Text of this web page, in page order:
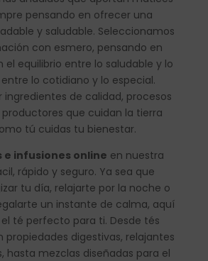
pensando en ofrecer una
y saludable. Seleccionamos
con esmero, pensando en
el equilibrio entre lo saludable y lo
lo cotidiano y lo especial.
ingredientes de calidad, procesos
productores que cuidan la tierra
tú cuidas tu bienestar.
e infusiones online en nuestra
rápido y seguro. Ya sea que
tu día, relajarte por la noche o
un instante de calma, aquí
té perfecto para ti. Desde tés
propiedades digestivas, relajantes
hasta mezclas diseñadas para el